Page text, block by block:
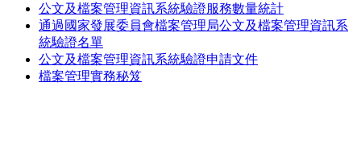
公文及檔案管理資訊系統驗證服務數量統計
通過國家發展委員會檔案管理局公文及檔案管理資訊系
統驗證名單
公文及檔案管理資訊系統驗證申請文件
檔案管理實務秘笈